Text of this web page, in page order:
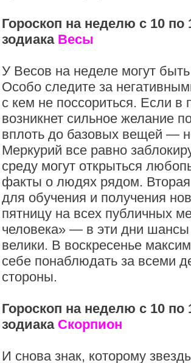
Гороскоп на неделю с 10 по
зодиака Весы
У Весов на неделе могут
Особо следите за
с кем не поссориться. Если в
возникнет сильное желание
вплоть до базовых вещей —
Меркурий все равно
среду могут открыться
факты о людях рядом.
для обучения и получения
пятницу на всех публичных
человека» — в эти дни шансы
велики. В воскресенье
себе понаблюдать за всеми
стороны.
Гороскоп на неделю с 10 по
зодиака Скорпион
И снова знак, которому